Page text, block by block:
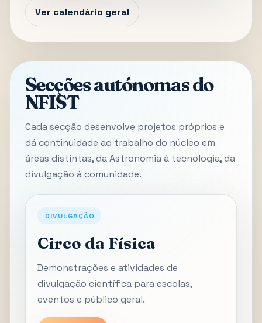
Ver calendário geral
Secções autónomas do
NFIST
Cada secção desenvolve projetos próprios e
dá continuidade ao trabalho do núcleo em
áreas distintas, da Astronomia à tecnologia, da
divulgação à comunidade.
DIVULGAÇÃO
Circo da Física
Demonstrações e atividades de
divulgação científica para escolas,
eventos e público geral.